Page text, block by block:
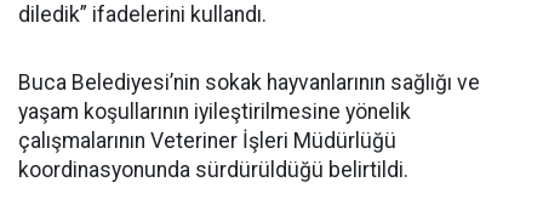
diledik” ifadelerini kullandı.
Buca Belediyesi’nin sokak hayvanlarının sağlığı ve
yaşam koşullarının iyileştirilmesine yönelik
çalışmalarının Veteriner İşleri Müdürlüğü
koordinasyonunda sürdürüldüğü belirtildi.